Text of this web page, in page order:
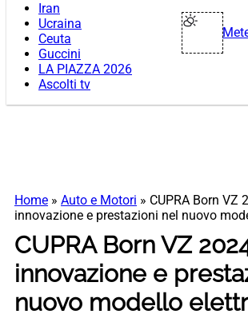
Iran
Ucraina
Ceuta
Guccini
LA PIAZZA 2026
Ascolti tv
Home » Auto e Motori » CUPRA Born VZ
innovazione e prestazioni nel nuovo
CUPRA Born VZ
innovazione e
nuovo modello